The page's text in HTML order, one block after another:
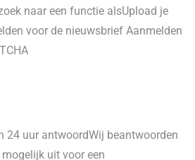
naar een functie alsUpload je
voor de nieuwsbrief Aanmelden
24 uur antwoordWij beantwoorden
uit voor een